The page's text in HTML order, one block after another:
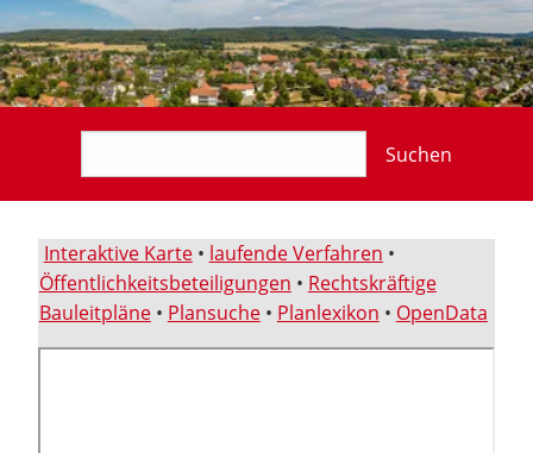
Suchen
Interaktive Karte• laufende Verfahren •
Öffentlichkeitsbeteiligungen • Rechtskräftige
Bauleitpläne• Plansuche• Planlexikon • OpenData